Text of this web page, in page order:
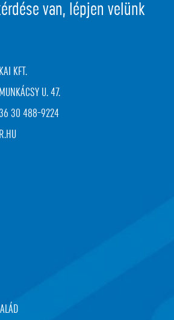
van, lépjen velünk
KFT.
U. 47.
30 488-9224